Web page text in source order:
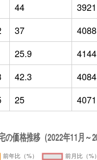
44 3921
37 4088
25.9 4144
42.3 4084
25 4071